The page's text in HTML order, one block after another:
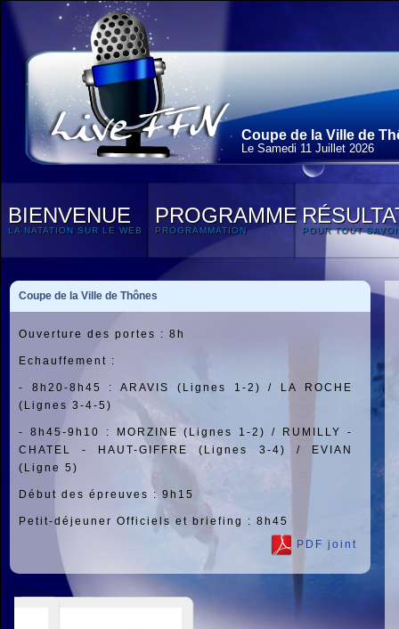
Coupe de la Ville de
Le Samedi 11 Juillet 2026
BIENVENUE
LA NATATION SUR LE WEB
PROGRAMME
PROGRAMMATION POUR TOUT
Coupe de la Ville de Thônes
Ouverture des portes : 8h
Echauffement :
- 8h20-8h45 :
ARAVIS (Lignes 1-2) / LA ROCHE
(Lignes 3-4-5)
- 8h45-9h10 :
MORZINE (Lignes 1-2) / RUMILLY -
CHATEL - HAUT-GIFFRE (Lignes 3-4) / EVIAN
(Ligne 5)
Début des épreuves : 9h15
Petit-déjeuner Officiels et briefing : 8h45
PDF joint